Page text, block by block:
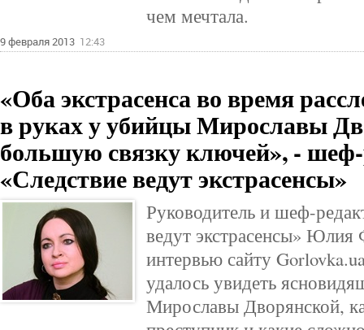
чем мечтала.
9 февраля 2013 12:43
«Оба экстрасенса во время
в руках у убийцы Мирославы
большую связку ключей», -
«Следствие ведут экстрасенсы»
Руководитель и шеф-
ведут экстрасенсы»
интервью сайту
удалось увидеть
Мирославы Дворянской,